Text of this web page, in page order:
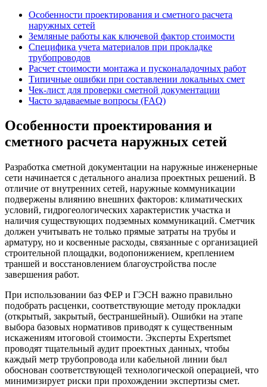
Особенности проектирования и сметного расчета
наружных сетей
Земляные работы как ключевой фактор стоимости
Специфика учета материалов при прокладке
трубопроводов
Расчет стоимости монтажа и пусконаладочных работ
Типичные ошибки при составлении локальных смет
Чек-лист для проверки сметной документации
Часто задаваемые вопросы (FAQ)
Особенности проектирования и
сметного расчета наружных сетей
Разработка сметной документации на наружные инженерные
сети начинается с детального анализа проектных решений. В
отличие от внутренних сетей, наружные коммуникации
подвержены влиянию внешних факторов: климатических
условий, гидрогеологических характеристик участка и
наличия существующих подземных коммуникаций. Сметчик
должен учитывать не только прямые затраты на трубы и
арматуру, но и косвенные расходы, связанные с организацией
строительной площадки, водопонижением, креплением
траншей и восстановлением благоустройства после
завершения работ.
При использовании баз ФЕР и ГЭСН важно правильно
подобрать расценки, соответствующие методу прокладки
(открытый, закрытый, бестраншейный). Ошибки на этапе
выбора базовых нормативов приводят к существенным
искажениям итоговой стоимости. Эксперты Expertsmet
проводят тщательный аудит проектных данных, чтобы
каждый метр трубопровода или кабельной линии был
обоснован соответствующей технологической операцией, что
минимизирует риски при прохождении экспертизы смет.